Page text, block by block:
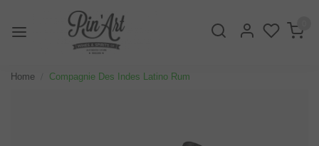
Home Compagnie Des Indes Latino Rum